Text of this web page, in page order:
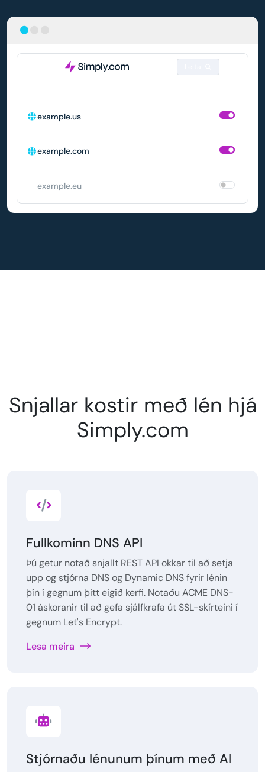
example.us
example.com
example.eu
Snjallar kostir með lén hjá
Simply.com
Fullkominn DNS API
Þú getur notað snjallt REST API okkar til að setja
upp og stjórna DNS og Dynamic DNS fyrir lénin
þín í gegnum þitt eigið kerfi. Notaðu ACME DNS-
01 áskoranir til að gefa sjálfkrafa út SSL-skírteini í
gegnum Let's Encrypt.
Lesa meira
Stjórnaðu lénunum þínum með AI